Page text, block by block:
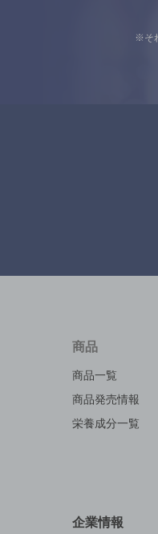
※そ
商品
商品一覧
商品発売情報
栄養成分一覧
企業情報